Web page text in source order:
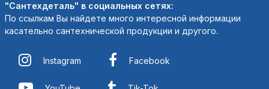
"Сантехдеталь" в социальных сетях:
По ссылкам Вы найдете много интересной информации
касательно сантехнической продукции и другого.
Instagram Facebook